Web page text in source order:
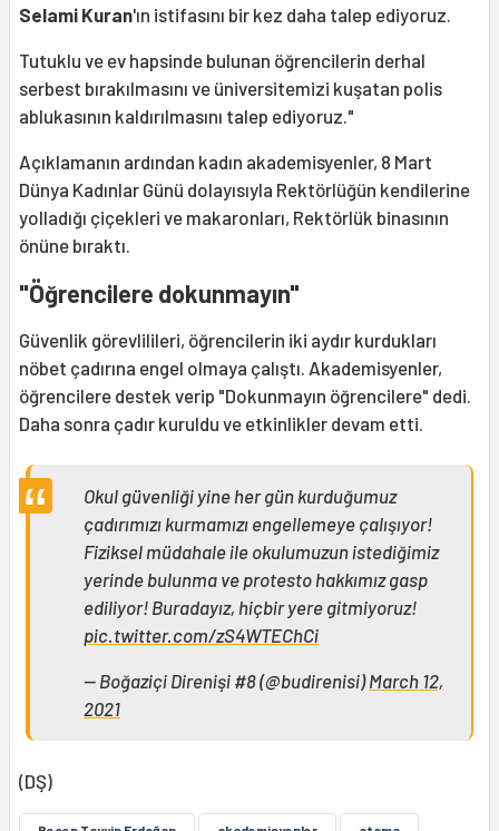
Selami Kuran'ın istifasını bir kez daha talep ediyoruz.
Tutuklu ve ev hapsinde bulunan öğrencilerin derhal
serbest bırakılmasını ve üniversitemizi kuşatan polis
ablukasının kaldırılmasını talep ediyoruz."
Açıklamanın ardından kadın akademisyenler, 8 Mart
Dünya Kadınlar Günü dolayısıyla Rektörlüğün kendilerine
yolladığı çiçekleri ve makaronları, Rektörlük binasının
önüne bıraktı.
"Öğrencilere dokunmayın"
Güvenlik görevlilileri, öğrencilerin iki aydır kurdukları
nöbet çadırına engel olmaya çalıştı. Akademisyenler,
öğrencilere destek verip "Dokunmayın öğrencilere" dedi.
Daha sonra çadır kuruldu ve etkinlikler devam etti.
Okul güvenliği yine her gün kurduğumuz
çadırımızı kurmamızı engellemeye çalışıyor!
Fiziksel müdahale ile okulumuzun istediğimiz
yerinde bulunma ve protesto hakkımız gasp
ediliyor! Buradayız, hiçbir yere gitmiyoruz!
pic.twitter.com/zS4WTEChCi
— Boğaziçi Direnişi #8 (@budirenisi)March 12,
2021
(DŞ)